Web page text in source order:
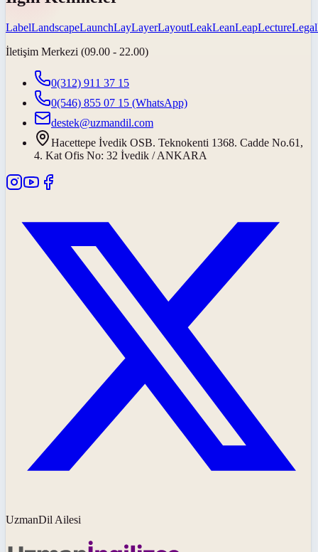
LabelLandscapeLaunchLayLayerLayoutLeakLeanLeapLectureLegal
İletişim Merkezi (09.00 - 22.00)
0(312) 911 37 15
0(546) 855 07 15 (WhatsApp)
destek@uzmandil.com
Hacettepe İvedik OSB. Teknokenti 1368. Cadde No.61,
4. Kat Ofis No: 32 İvedik / ANKARA
UzmanDil Ailesi